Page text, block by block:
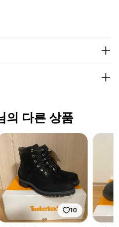
다른 상품
10